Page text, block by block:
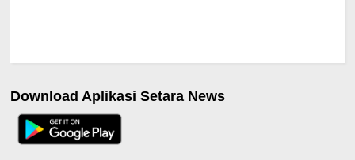
Download Aplikasi Setara News